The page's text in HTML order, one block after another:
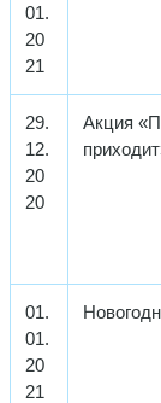
01.
20
21
29.
12.
20
20
Акция
01.
01.
20
21